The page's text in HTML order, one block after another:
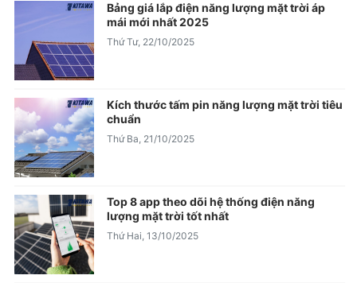
Bảng giá lắp điện năng lượng mặt trời áp
mái mới nhất 2025
Thứ Tư, 22/10/2025
Kích thước tấm pin năng lượng mặt trời tiêu
chuẩn
Thứ Ba, 21/10/2025
Top 8 app theo dõi hệ thống điện năng
lượng mặt trời tốt nhất
Thứ Hai, 13/10/2025